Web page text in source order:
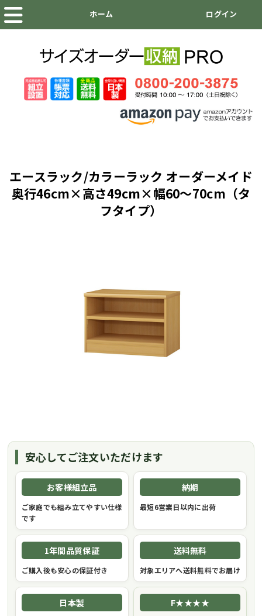
エースラック/カラーラック オーダーメイド
奥行46cm×高さ49cm×幅60～70cm（タ
フタイプ）
安心してご注文いただけます
お客様組立品
ご家庭でも組み立てやすい仕様
です
納期
最短6営業日以内に出荷
1年間品質保証
ご購入後も安心の保証付き
送料無料
対象エリアへ送料無料でお届け
日本製 F★★★★